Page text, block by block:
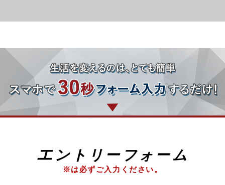
エントリーフォーム
※は必ずご入力ください。